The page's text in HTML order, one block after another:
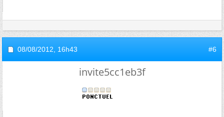
08/08/2012, 16h43 #6
invite5cc1eb3f